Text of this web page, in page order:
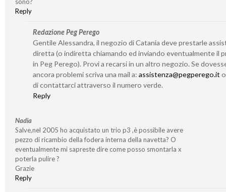
Reply
Redazione Peg Perego
Gentile Alessandra, il negozio di Catania deve prestarle
diretta (o indiretta chiamando ed inviando eventualmente il
in Peg Perego). Provi a recarsi in un altro negozio. Se
ancora problemi scriva una mail a: assistenza@pegperego.ito
di contattarci attraverso il numero verde.
Reply
Nadia
Salve,nel 2005 ho acquistato un trio p3 ,è possibile avere
pezzo di ricambio della fodera interna della navetta? O
eventualmente mi sapreste dire come posso smontarla x
poterla pulire ?
Grazie
Reply